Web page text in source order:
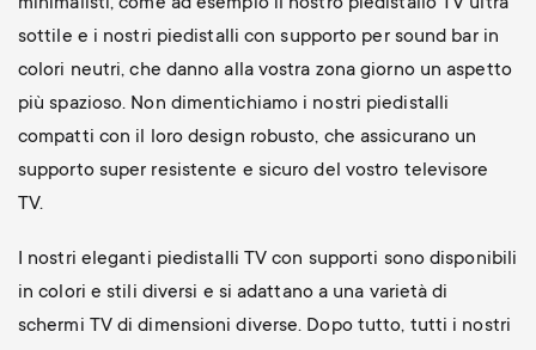
sottile e i nostri piedistalli con supporto per sound bar in
colori neutri, che danno alla vostra zona giorno un aspetto
più spazioso. Non dimentichiamo i nostri piedistalli
compatti con il loro design robusto, che assicurano un
supporto super resistente e sicuro del vostro televisore
TV.
I nostri eleganti piedistalli TV con supporti sono disponibili
in colori e stili diversi e si adattano a una varietà di
schermi TV di dimensioni diverse. Dopo tutto, tutti i nostri